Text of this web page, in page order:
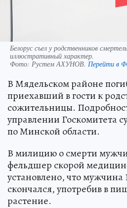
Белорус съел у родственников
иллюстративный характер.
Фото: Рустем АХУНОВ. Перейти в
В Мядельском районе
приехавший в гости к
сожительницы.
управлении Госкомитета
по Минской области.
В милицию о смерти
фельдшер скорой
установлено, что мужчина
скончался, употребив в
растение.